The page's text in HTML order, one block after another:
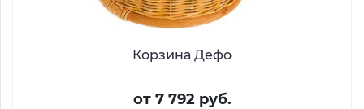
Корзина Дефо
от 7 792 руб.